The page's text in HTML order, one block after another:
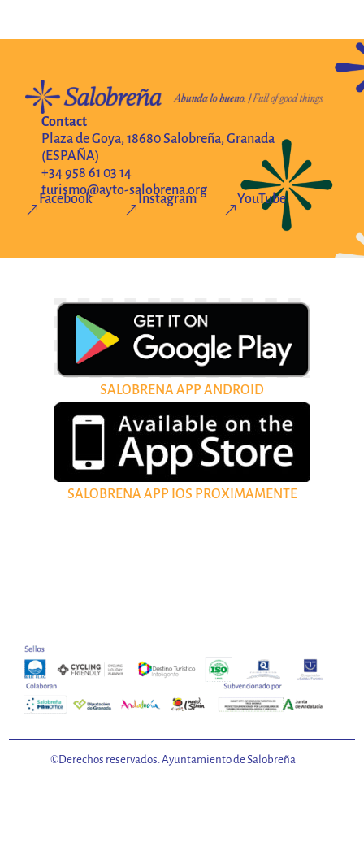
Contact
Plaza de Goya, 18680 Salobreña, Granada
(ESPAÑA)
+34 958 61 03 14
turismo@ayto-salobrena.org
&
Facebook
&
Instagram
&
YouTube
SALOBRENA APP ANDROID
SALOBRENA APP IOS PROXIMAMENTE
©Derechos reservados. Ayuntamiento de Salobreña